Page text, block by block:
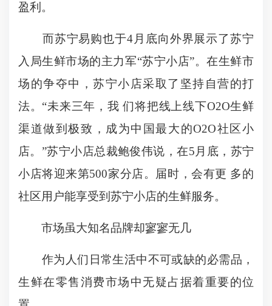
盈利。
而苏宁易购也于4月底向外界展示了苏宁
入局生鲜市场的主力军“苏宁小店”。在生鲜市
场的争夺中，苏宁小店采取了坚持自营的打
法。“未来三年，我 们将把线上线下O2O生鲜
渠道做到极致，成为中国最大的O2O社区小
店。”苏宁小店总裁鲍俊伟说，在5月底，苏宁
小店将迎来第500家分店。届时，会有更 多的
社区用户能享受到苏宁小店的生鲜服务。
市场虽大知名品牌却寥寥无几
作为人们日常生活中不可或缺的必需品，
生鲜在零售消费市场中无疑占据着重要的位